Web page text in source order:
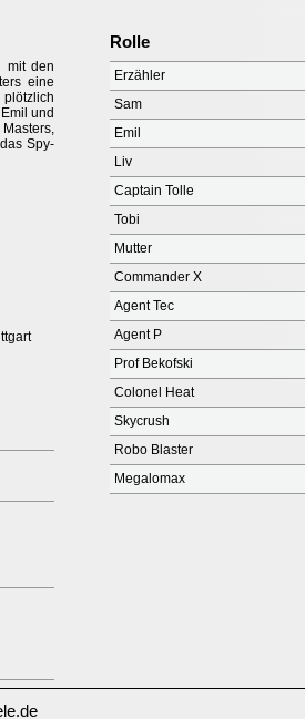
mit den
eine
und
Spy-
Rolle
Erzähler
Sam
Emil
Liv
Captain Tolle
Tobi
Mutter
Commander X
Agent Tec
Agent P
Prof Bekofski
Colonel Heat
Skycrush
Robo Blaster
Megalomax